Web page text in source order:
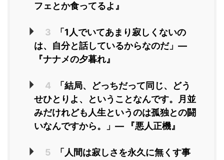
フェとか食ってるよ』
3
「1人でいてあまり寂しくないの
は、自分と話しているからなのだ」―
『ナナメの夕暮れ』
4
「結局、どっちだって同じ、どう
せひとりよ、ということなんです。月並
みだけれども人生というのは孤独との闘
いなんですから。」― 『悪人正機』
5
「人間は寂しさを永久に無くす事